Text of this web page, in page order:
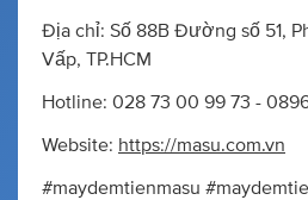
Địa chỉ: Số 88B Đường số 51,
Vấp, TP.HCM
Hotline: 028 73 00 99 73 -
Website: https://masu.com.vn
#maydemtienmasu